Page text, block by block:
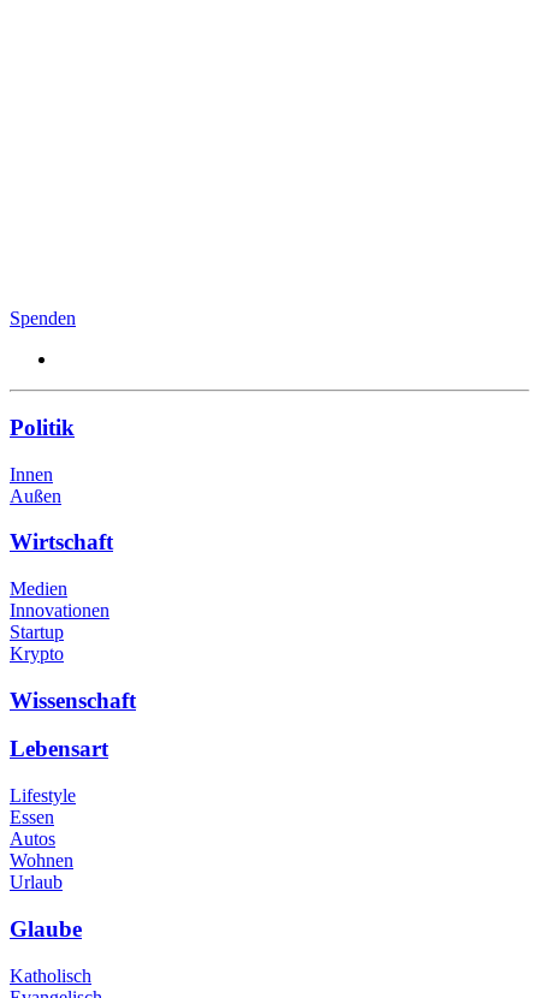
Spenden
Politik
Innen
Außen
Wirtschaft
Medien
Innovationen
Startup
Krypto
Wissenschaft
Lebensart
Lifestyle
Essen
Autos
Wohnen
Urlaub
Glaube
Katholisch